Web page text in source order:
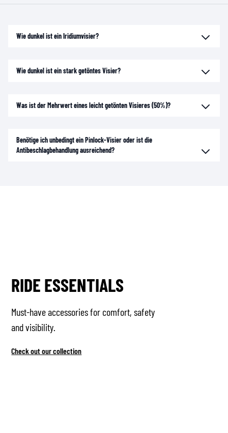
Wie dunkel ist ein Iridiumvisier?
Wie dunkel ist ein stark getöntes Visier?
Was ist der Mehrwert eines leicht getönten Visieres (50%)?
Benötige ich unbedingt ein Pinlock-Visier oder ist die
Antibeschlagbehandlung ausreichend?
RIDE ESSENTIALS
Must-have accessories for comfort, safety
and visibility.
Check out our collection